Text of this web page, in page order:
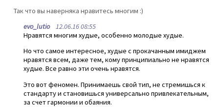
Так что вы наверняка нравитесь многим :)
evo_lutio12.06.16 08:55
Нравятся многим худые, особенно молодые худые.
Но что самое интересное, худые с прокачанным имиджем
нравятся всем, даже тем, кому принципиально не нравятся
худые. Все равно эти очень нравятся.
Это вот феномен. Принимаешь свой тип, не стремишься к
стандарту и становишься универсально привлекательным,
за счет гармонии и обаяния.